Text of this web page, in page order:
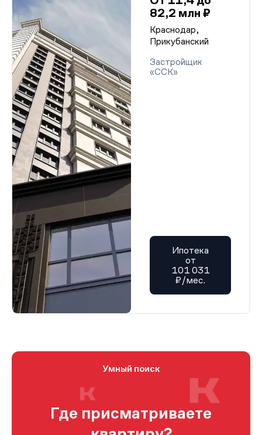
82,2 млн ₽
Краснодар,
Прикубанский
Застройщик
«ССК»
Ипотека
от
101 031
₽/мес.
Умный поиск
Где присматриваете